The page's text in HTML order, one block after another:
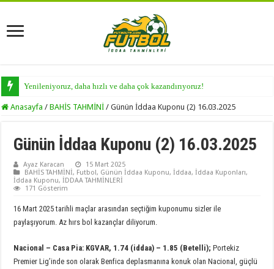
Yenileniyoruz, daha hızlı ve daha çok kazandırıyoruz!
Anasayfa / BAHİS TAHMİNİ / Günün İddaa Kuponu (2) 16.03.2025
Günün İddaa Kuponu (2) 16.03.2025
Ayaz Karacan
15 Mart 2025
BAHİS TAHMİNİ, Futbol, Günün İddaa Kuponu,İddaa,İddaa Kuponları,
İddaa Kuponu,İDDAA TAHMİNLERİ
171 Gösterim
16 Mart 2025 tarihli maçlar arasından seçtiğim kuponumu sizler ile
paylaşıyorum. Az hırs bol kazançlar diliyorum.
Nacional – Casa Pia: KGVAR, 1.74 (iddaa) – 1.85 (Betelli); Portekiz
Premier Lig’inde son olarak Benfica deplasmanına konuk olan Nacional, güçlü